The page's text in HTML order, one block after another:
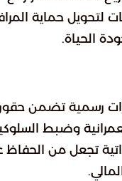
لتحويل حماية
الحياة.
رسمية تضمن
وضبط
تجعل من الحفاظ